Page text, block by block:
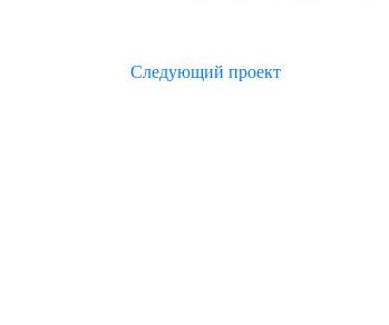
Следующий проект